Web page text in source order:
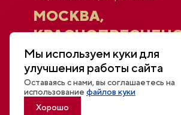
МОСКВА,
НАБ., 14
Афиша
Новости
Открытый диалог
Мы используем куки для
улучшения работы сайта
Оставаясь с нами, вы соглашаетесь на
использованиефайлов куки
Хорошо